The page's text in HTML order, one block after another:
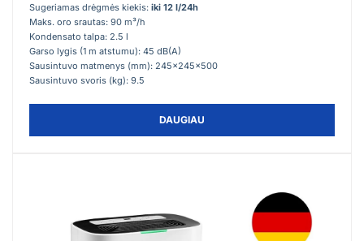
Sugeriamas drėgmės kiekis: iki 12 l/24h
Maks. oro srautas: 90 m³/h
Kondensato talpa: 2.5 l
Garso lygis (1 m atstumu): 45 dB(A)
Sausintuvo matmenys (mm): 245x245x500
Sausintuvo svoris (kg): 9.5
DAUGIAU